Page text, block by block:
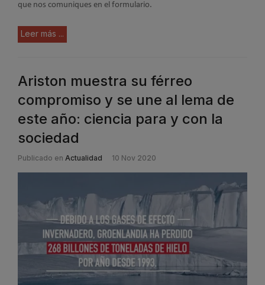
que nos comuniques en el formulario.
Leer más ...
Ariston muestra su férreo
compromiso y se une al lema de
este año: ciencia para y con la
sociedad
Publicado en Actualidad 10 Nov 2020